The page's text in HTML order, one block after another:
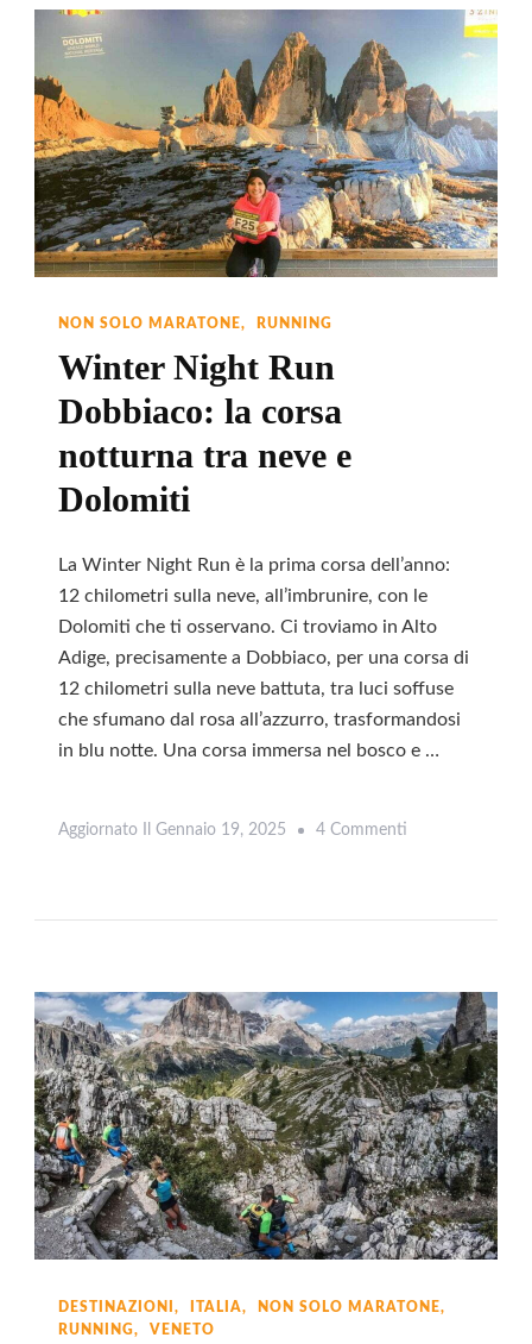
NON SOLO MARATONE RUNNING
Winter Night Run
Dobbiaco: la corsa
notturna tra neve e
Dolomiti
La Winter Night Run è la prima corsa dell’anno:
12 chilometri sulla neve, all’imbrunire, con le
Dolomiti che ti osservano. Ci troviamo in Alto
Adige, precisamente a Dobbiaco, per una corsa di
12 chilometri sulla neve battuta, tra luci soffuse
che sfumano dal rosa all’azzurro, trasformandosi
in blu notte. Una corsa immersa nel bosco e …
Aggiornato Il Gennaio 19, 2025 4 Commenti
La
Corsa
Notturna
Tra
Neve
E
Dolomiti
DESTINAZIONI ITALIA
NON SOLO MARATONE
RUNNING
VENETO